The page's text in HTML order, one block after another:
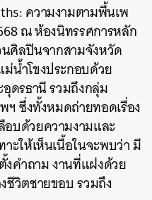
ความงามตามพื้นเพ
ณ ห้องนิทรรศการหลัก
นศิลปินจากสามจังหวัด
น้ำโขงประกอบด้วย
ดรธานี รวมถึงกลุ่ม
ฯ ซึ่งทั้งหมดถ่ายทอดเรื่อง
บด้วยความงามและ
ะให้เห็นเนื้อในจะพบว่า มี
คำถาม งานที่แฝงด้วย
ชีวิตชายขอบ รวมถึง